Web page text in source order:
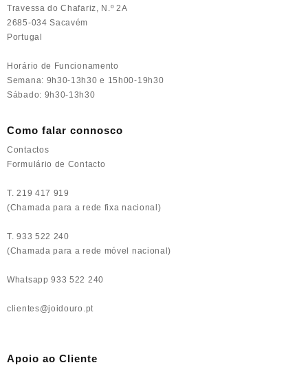
Travessa do Chafariz, N.º 2A
2685-034 Sacavém
Portugal
Horário de Funcionamento
Semana: 9h30-13h30 e 15h00-19h30
Sábado: 9h30-13h30
Como falar connosco
Contactos
Formulário de Contacto
T. 219 417 919
(Chamada para a rede fixa nacional)
T. 933 522 240
(Chamada para a rede móvel nacional)
Whatsapp 933 522 240
clientes@joidouro.pt
Apoio ao Cliente